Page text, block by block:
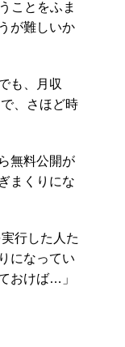
ことをふま
が難しいか
も、月収
、さほど時
無料公開が
まくりにな
行した人た
になってい
おけば…」